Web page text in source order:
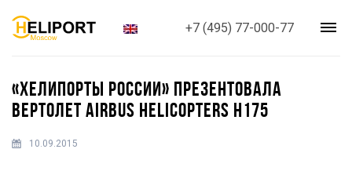
+7 (495) 77-000-77
«ХЕЛИПОРТЫ РОССИИ» ПРЕЗЕНТОВАЛА
ВЕРТОЛЕТ AIRBUS HELICOPTERS H175
10.09.2015